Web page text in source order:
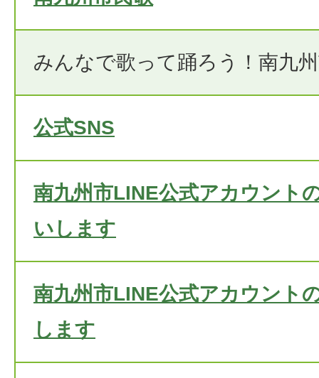
みんなで歌って踊ろう！南九
公式SNS
南九州市LINE公式アカウント
いします
南九州市LINE公式アカウント
します